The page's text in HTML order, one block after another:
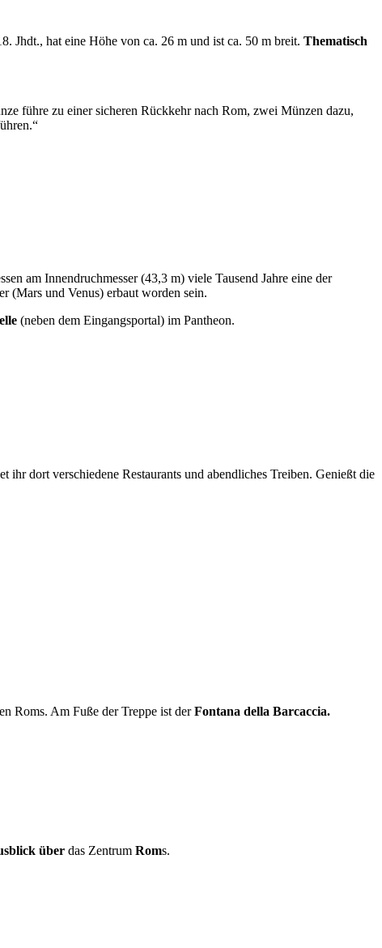
Jhdt., hat eine Höhe von ca. 26 m und ist ca. 50 m breit. Thematisch
führe zu einer sicheren Rückkehr nach Rom, zwei Münzen dazu,
am Innendruchmesser (43,3 m) viele Tausend Jahre eine der
(Mars und Venus) erbaut worden sein.
(neben dem Eingangsportal) im Pantheon.
ihr dort verschiedene Restaurants und abendliches Treiben. Genießt die
Roms. Am Fuße der Treppe ist derFontana della Barcaccia.
über das Zentrum Roms.